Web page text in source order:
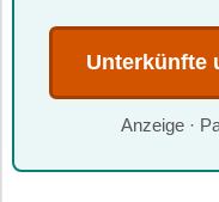
Unterkünfte
Anzeige ·